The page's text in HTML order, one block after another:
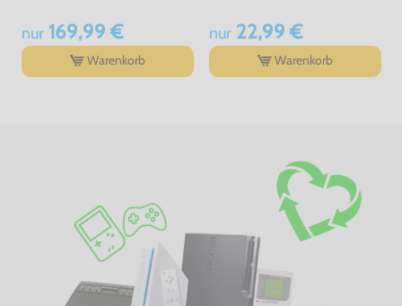
nur169,99 €
Warenkorb
nur22,99 €
Warenkorb